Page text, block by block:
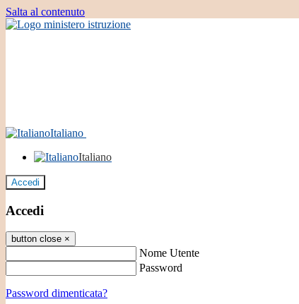
Salta al contenuto
Italiano
Italiano
Accedi
Accedi
button close ×
Nome Utente
Password
Password dimenticata?